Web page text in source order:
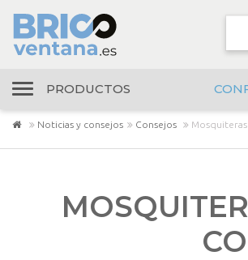
PRODUCTOS
Noticias y consejos Consejos